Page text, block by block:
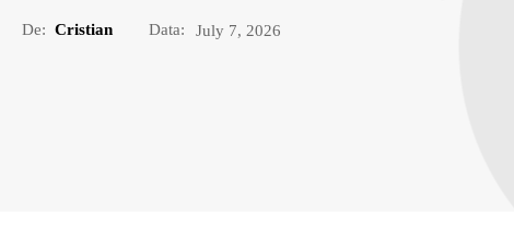
De: Cristian Data: July 7, 2026